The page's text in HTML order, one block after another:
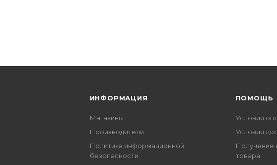
ИНФОРМАЦИЯ
Магазины
Производители
Политика информационной
безопасности
ПОМОЩЬ
Условия
Условия
Получение
товара